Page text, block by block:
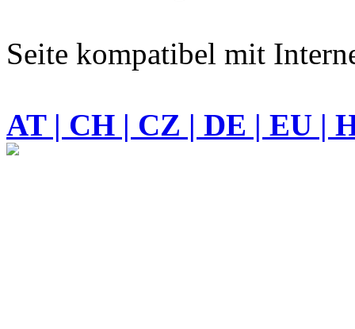
Seite kompatibel mit
AT | CH | CZ | DE | EU |